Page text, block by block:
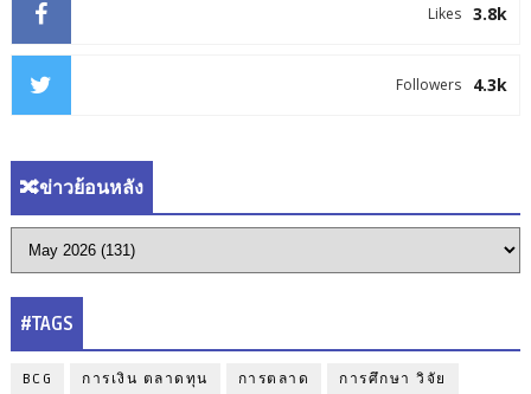
3.8k
Likes
4.3k
Followers
🔀ข่าวย้อนหลัง
#TAGS
BCG การเงิน ตลาดทุน การตลาด การศึกษา วิจัย